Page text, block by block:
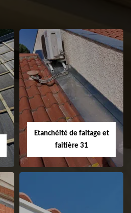
Etanchéité de faitage et
faitière 31